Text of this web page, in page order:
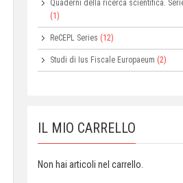
Quaderni della ricerca scientifica.
(1)
ReCEPL Series (12)
Studi di Ius Fiscale Europaeum (2)
IL MIO CARRELLO
Non hai articoli nel carrello.